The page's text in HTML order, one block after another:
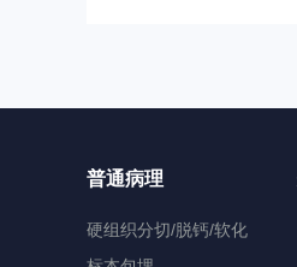
普通病理
硬组织分切/脱钙/软化